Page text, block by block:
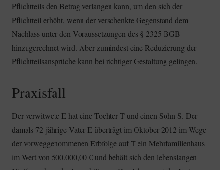
Pflichtteils den Betrag verlangen kann, um den sich der
Pflichtteil erhöht, wenn der verschenkte Gegenstand dem
Nachlass unter den Voraussetzungen des § 2325 BGB
hinzugerechnet wird. Aber zumindest eine Reduzierung der
Pflichtteilsansprüche kann bei richtiger Gestaltung gelingen.
Praxisfall
Der verwitwete E hat eine Tochter T und einen Sohn S. Der
damals 72-jährige Vater E überträgt im Oktober 2012 im Wege
der vorweggenommenen Erbfolge auf T ein Mehrfamilienhaus
im Wert von 500.000,00 € und behält sich den lebenslangen